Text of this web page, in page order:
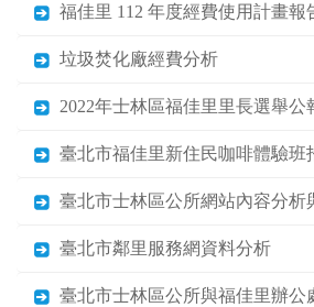
福佳里 112 年度經費使用計畫報
垃圾焚化廠經費分析
2022年士林區福佳里里長選舉公
臺北市福佳里新住民咖啡體驗班
臺北市士林區公所網站內容分析
臺北市鄰里服務網資料分析
臺北市士林區公所與福佳里辦公